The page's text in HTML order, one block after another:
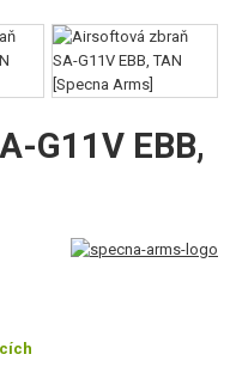
G11V EBB,